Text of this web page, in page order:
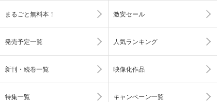
まるごと無料本！ 激安セール
発売予定一覧 人気ランキング
新刊・続巻一覧 映像化作品
特集一覧 キャンペーン一覧